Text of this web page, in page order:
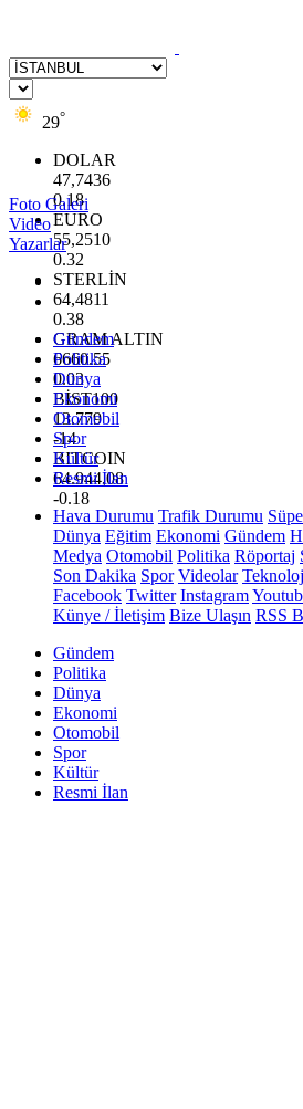
29°
DOLAR
47,7436
0.18
EURO
55,2510
0.32
STERLİN
64,4811
0.38
GRAM ALTIN
6660.55
0.03
BİST100
13.779
-14
BITCOIN
64.944,08
-0.18
Foto Galeri
Video
Yazarlar
Gündem
Politika
Dünya
Ekonomi
Otomobil
Spor
Kültür
Resmi İlan
Hava Durumu Trafik Durumu
Dünya Eğitim Ekonomi Gündem
Medya Otomobil Politika Röportaj
Son Dakika Spor Videolar
Facebook Twitter Instagram
Künye / İletişim Bize Ulaşın RSS
Gündem
Politika
Dünya
Ekonomi
Otomobil
Spor
Kültür
Resmi İlan